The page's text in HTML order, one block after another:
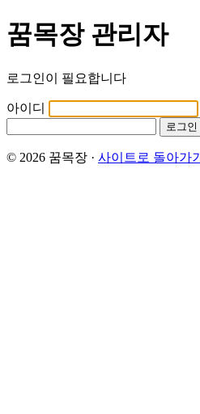
꿈목장 관리자
로그인이 필요합니다
아이디
로그인
© 2026 꿈목장 · 사이트로 돌아가기